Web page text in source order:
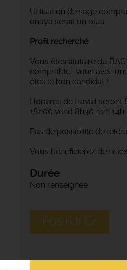
Utilisation de sage
onaya serait un plus
Profil recherché
Vous êtes titulaire du
comptable , vous avez
êtes le bon candidat !
Horaires de travail seront
18h00 vend 8h30-12h
Pas de possibilité de
Vous bénéficierez de
Durée
Non renseignée
POSTULEZ